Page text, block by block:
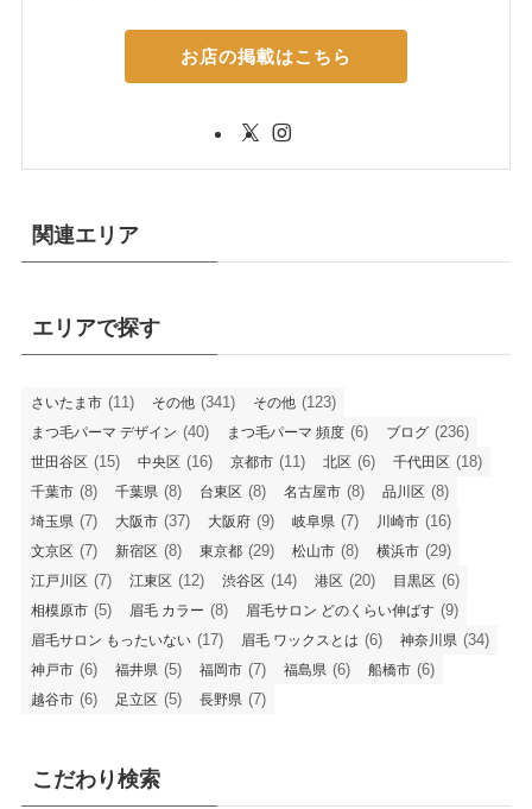
お店の掲載はこちら
関連エリア
エリアで探す
さいたま市 (11) その他 (341) その他 (123)
まつ毛パーマ デザイン (40) まつ毛パーマ 頻度 (6) ブログ (236)
世田谷区 (15) 中央区 (16) 京都市 (11) 北区 (6) 千代田区 (18)
千葉市 (8) 千葉県 (8) 台東区 (8) 名古屋市 (8) 品川区 (8)
埼玉県 (7) 大阪市 (37) 大阪府 (9) 岐阜県 (7) 川崎市 (16)
文京区 (7) 新宿区 (8) 東京都 (29) 松山市 (8) 横浜市 (29)
江戸川区 (7) 江東区 (12) 渋谷区 (14) 港区 (20) 目黒区 (6)
相模原市 (5) 眉毛 カラー (8) 眉毛サロン どのくらい伸ばす (9)
眉毛サロン もったいない (17) 眉毛 ワックスとは (6) 神奈川県 (34)
神戸市 (6) 福井県 (5) 福岡市 (7) 福島県 (6) 船橋市 (6)
越谷市 (6) 足立区 (5) 長野県 (7)
こだわり検索